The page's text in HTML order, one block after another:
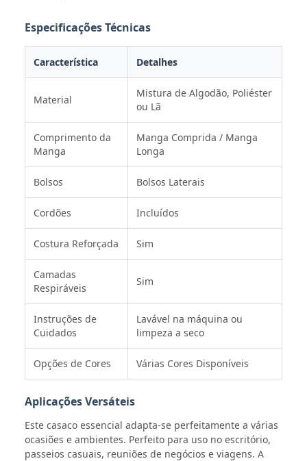
Especificações Técnicas
Característica Detalhes
Material
Mistura de Algodão, Poliéster
ou Lã
Comprimento da
Manga
Manga Comprida / Manga
Longa
Bolsos Bolsos Laterais
Cordões Incluídos
Costura Reforçada Sim
Camadas
Respiráveis
Sim
Instruções de
Cuidados
Lavável na máquina ou
limpeza a seco
Opções de Cores Várias Cores Disponíveis
Aplicações Versáteis
Este casaco essencial adapta-se perfeitamente a várias
ocasiões e ambientes. Perfeito para uso no escritório,
passeios casuais, reuniões de negócios e viagens. A